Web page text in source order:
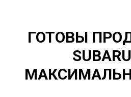
ГОТОВЫ
Хорошо